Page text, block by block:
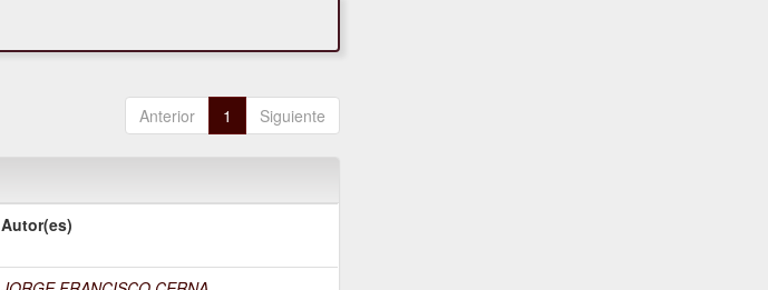
Anterior 1 Siguiente
Autor(es)